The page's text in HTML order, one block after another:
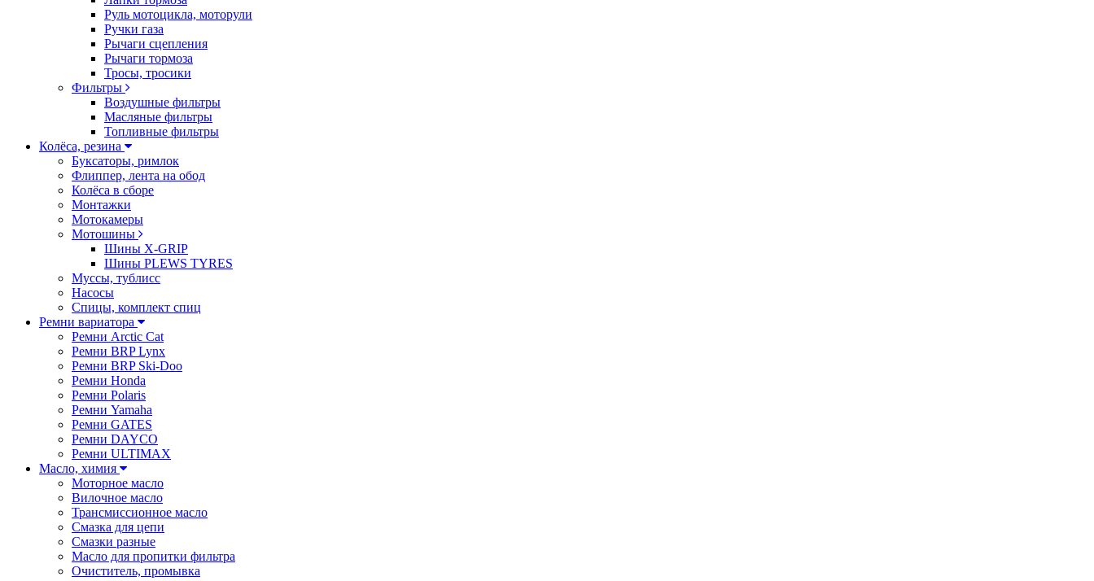
Руль мотоцикла, моторули
Ручки газа
Рычаги сцепления
Рычаги тормоза
Тросы, тросики
Фильтры
Воздушные фильтры
Масляные фильтры
Топливные фильтры
Колёса, резина
Буксаторы, римлок
Флиппер, лента на обод
Колёса в сборе
Монтажки
Мотокамеры
Мотошины
Шины X-GRIP
Шины PLEWS TYRES
Муссы, тублисс
Насосы
Спицы, комплект спиц
Ремни вариатора
Ремни Arctic Cat
Ремни BRP Lynx
Ремни BRP Ski-Doo
Ремни Honda
Ремни Polaris
Ремни Yamaha
Ремни GATES
Ремни DAYCO
Ремни ULTIMAX
Масло, химия
Моторное масло
Вилочное масло
Трансмиссионное масло
Смазка для цепи
Смазки разные
Масло для пропитки фильтра
Очиститель, промывка